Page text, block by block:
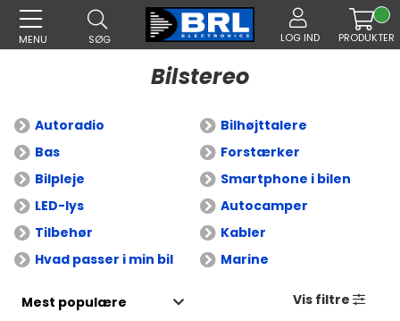
MENU SØG LOG IND PRODUKTER
Bilstereo
Autoradio
Bilhøjttalere
Bas
Forstærker
Bilpleje
Smartphone i bilen
LED-lys
Autocamper
Tilbehør
Kabler
Hvad passer i min bil
Marine
Vis filtre